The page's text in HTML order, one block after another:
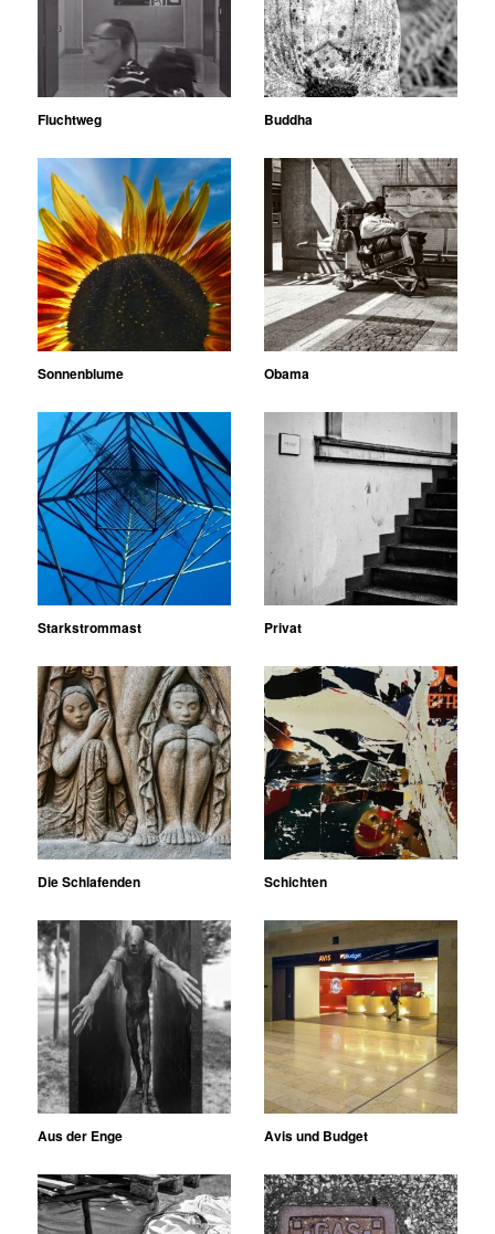
Fluchtweg Buddha
Sonnenblume Obama
Starkstrommast Privat
Die Schlafenden Schichten
Aus der Enge Avis und Budget